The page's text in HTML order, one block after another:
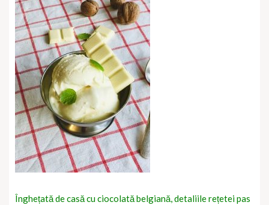
Înghețată de casă cu ciocolată belgiană, detaliile rețetei pas